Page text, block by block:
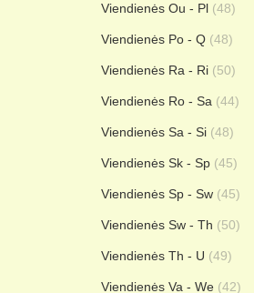
Viendienės Ou - Pl (48)
Viendienės Po - Q (48)
Viendienės Ra - Ri (50)
Viendienės Ro - Sa (44)
Viendienės Sa - Si (48)
Viendienės Sk - Sp (45)
Viendienės Sp - Sw (45)
Viendienės Sw - Th (50)
Viendienės Th - U (49)
Viendienės Va - We (42)